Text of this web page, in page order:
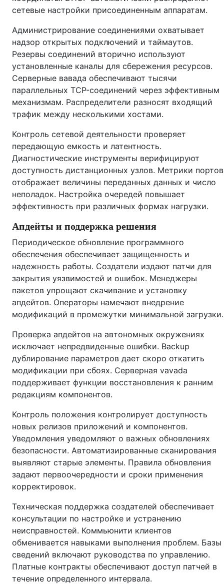
сетевые настройки присоединенным аппаратам.
Администрирование соединениями охватывает
надзор открытых подключений и таймаутов.
Резервы соединений вторично используют
установленные каналы для сбережения ресурсов.
Серверные вавада обеспечивают тысячи
параллельных TCP-соединений через эффективным
механизмам. Распределители разносят входящий
трафик между несколькими хостами.
Контроль сетевой деятельности проверяет
передающую емкость и латентность.
Диагностические инструменты верифицируют
доступность дистанционных узлов. Метрики портов
отображает величины переданных данных и число
неполадок. Настройка очередей повышает
эффективность при различных формах нагрузки.
Апдейты и поддержка решения
Периодическое обновление программного
обеспечения обеспечивает защищенность и
надежность работы. Создатели издают патчи для
закрытия уязвимостей и ошибок. Менеджеры
пакетов упрощают скачивание и установку
апдейтов. Операторы намечают внедрение
модификаций в промежутки минимальной загрузки.
Проверка апдейтов на автономных окружениях
исключает непредвиденные ошибки. Backup
дублирование параметров дает скоро откатить
модификации при сбоях. Серверная vavada
поддерживает функции восстановления к ранним
редакциям компонентов.
Контроль положения контролирует доступность
новых релизов приложений и компонентов.
Уведомления уведомляют о важных обновлениях
безопасности. Автоматизированные сканирования
выявляют старые элементы. Правила обновления
задают первоочередности и сроки применения
корректировок.
Техническая поддержка создателей обеспечивает
консультации по настройке и устранению
неисправностей. Коммьюнити клиентов
обменивается навыками выполнения проблем. Базы
сведений включают руководства по управлению.
Платные контракты обеспечивают доступ патчей в
течение определенного интервала.